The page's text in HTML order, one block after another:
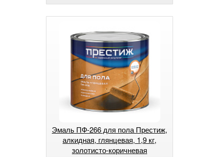
Эмаль ПФ-266 для пола Престиж,
алкидная, глянцевая, 1,9 кг,
золотисто-коричневая